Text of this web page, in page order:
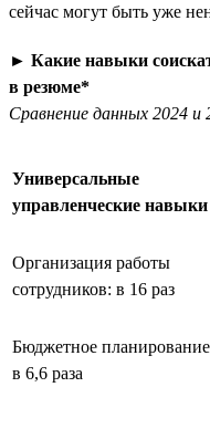
сейчас могут быть уже
► Какие навыки
в резюме*
Сравнение данных 2024 и
Универсальные
управленческие навыки
Организация работы
сотрудников: в 16 раз
Бюджетное
в 6,6 раза